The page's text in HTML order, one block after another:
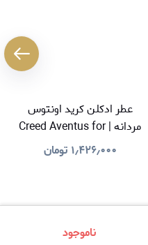
ناموجود
عطر ادکلن کرید اونتوس
مردانه | Creed Aventus for
Men
۱٫۴۲۶٫۰۰۰ تومان